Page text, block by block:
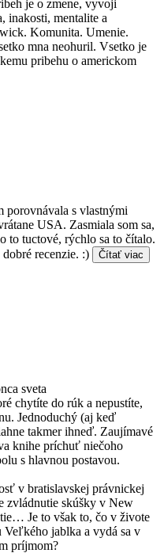
je o zmene, vyvoji
inakosti, mentalite a
Komunita. Umenie.
mna neohuril. Vsetko je
pribehu o americkom
porovnávala s vlastnými
USA. Zasmiala som sa,
to tuctové, rýchlo sa to čítalo.
recenzie. :)
Čítať viac
sveta
chytíte do rúk a nepustíte,
Jednoduchý (aj keď
takmer ihneď. Zaujímavé
knihe príchuť niečoho
s hlavnou postavou.
v bratislavskej právnickej
zvládnutie skúšky v New
Je to však to, čo v živote
Veľkého jablka a vydá sa v
príjmom?